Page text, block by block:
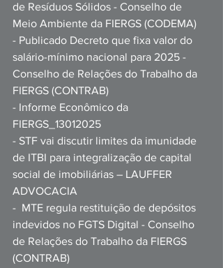
de Resíduos Sólidos - Conselho de
Meio Ambiente da FIERGS (CODEMA)
- Publicado Decreto que fixa valor do
salário-mínimo nacional para 2025 -
Conselho de Relações do Trabalho da
FIERGS (CONTRAB)
- Informe Econômico da
FIERGS_13012025
- STF vai discutir limites da imunidade
de ITBI para integralização de capital
social de imobiliárias – LAUFFER
ADVOCACIA
-  MTE regula restituição de depósitos
indevidos no FGTS Digital - Conselho
de Relações do Trabalho da FIERGS
(CONTRAB)